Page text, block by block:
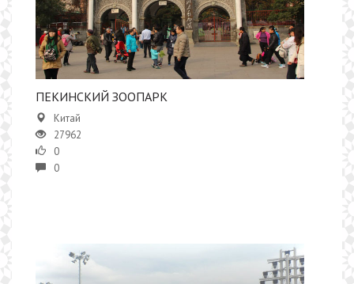
​​ПЕКИНСКИЙ ЗООПАРК
Китай
27962
0
0